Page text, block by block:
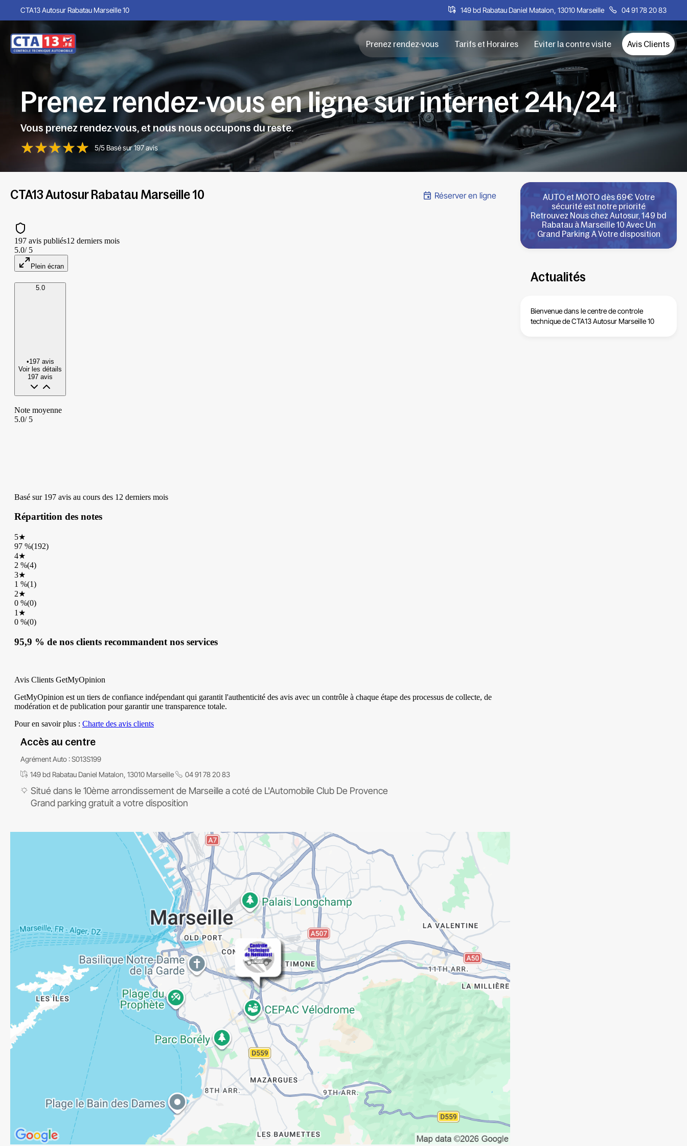
CTA13 Autosur Rabatau Marseille 10 149 bd Rabatau Daniel Matalon, 13010 Marseille 04 91 78 20 83
Prenez rendez-vous Tarifs et Horaires Eviter la contre visite Avis Clients
Prenez rendez-vous en ligne sur internet 24h/24
Vous prenez rendez-vous, et nous nous occupons du reste.
5/5 Basé sur 197 avis
CTA13 Autosur Rabatau Marseille 10 Réserver en ligne
Accès au centre
Agrément Auto : S013S199
149 bd Rabatau Daniel Matalon, 13010 Marseille
04 91 78 20 83
Situé dans le 10ème arrondissement de Marseille a coté de L'Automobile Club De Provence
Grand parking gratuita votre disposition
AUTO et MOTO dès 69€ Votre
sécurité est notre priorité
Retrouvez Nous chez Autosur, 149 bd
Rabatau à Marseille 10 Avec Un
Grand Parking A Votre disposition
Actualités
Bienvenue dans le centre decontrole
technique de CTA13 Autosur Marseille 10